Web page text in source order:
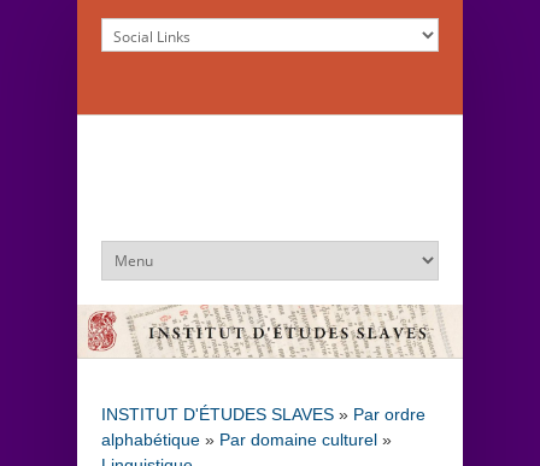
INSTITUT D'ÉTUDES SLAVES » Par ordre
alphabétique » Par domaine culturel »